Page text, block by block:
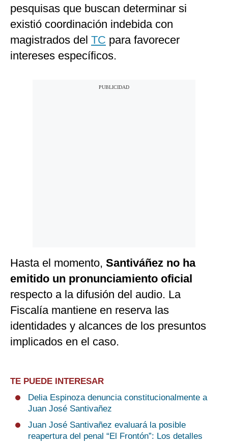
pesquisas que buscan determinar si
existió coordinación indebida con
magistrados del TC para favorecer
intereses específicos.
Hasta el momento, Santiváñez no ha
emitido un pronunciamiento oficial
respecto a la difusión del audio. La
Fiscalía mantiene en reserva las
identidades y alcances de los presuntos
implicados en el caso.
TE PUEDE INTERESAR
Delia Espinoza denuncia constitucionalmente a
Juan José Santivañez
Juan José Santivañez evaluará la posible
reapertura del penal “El Frontón”: Los detalles